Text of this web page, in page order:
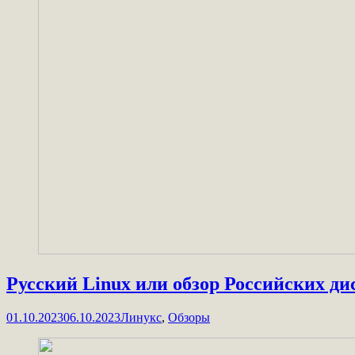
Русский Linux или обзор Российских
01.10.202306.10.2023Линукс, Обзоры